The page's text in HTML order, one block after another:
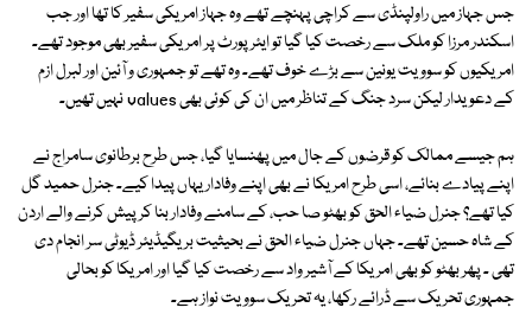
جس جہاز میں راولپنڈی سے کراچی پہنچے تھے وہ جہاز امریکی سفیر کا تھا اور جب
اسکندر مرزا کو ملک سے رخصت کیا گیا تو ایئرپورٹ پر امریکی سفیر بھی موجود تھے۔
امریکیوں کو سوویت یونین سے بڑے خوف تھے۔ وہ تھے تو جمہوری و آئین اور لبرل ازم
کے دعویدار لیکن سرد جنگ کے تناظر میں ان کی کوئی بھی values نہیں تھیں۔
ہم جیسے ممالک کو قرضوں کے جال میں پھنسایا گیا، جس طرح برطانوی سامراج نے
اپنے پیادے بنائے، اسی طرح امریکا نے بھی اپنے وفادار یہاں پیدا کیے۔ جنرل حمید گل
کیا تھے؟ جنرل ضیاء الحق کو بھٹو صا حب، کے سامنے وفادار بنا کر پیش کرنے والے اردن
کے شاہ حسین تھے۔ جہاں جنرل ضیاء الحق نے بحیثیت بریگیڈیئر ڈیوٹی سر انجام دی
تھی ۔ پھر بھٹو کو بھی امریکا کے آشیر واد سے رخصت کیا گیا اور امریکا کو بحالی
جمہوری تحریک سے ڈرائے رکھا، یہ تحریک سوویت نواز ہے۔